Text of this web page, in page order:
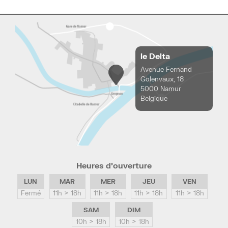
le Delta
Avenue Fernand
Golenvaux, 18
5000 Namur
Belgique
Heures d’ouverture
LUN
Fermé
MAR
11h > 18h
MER
11h > 18h
JEU
11h > 18h
VEN
11h > 18h
SAM
10h > 18h
DIM
10h > 18h